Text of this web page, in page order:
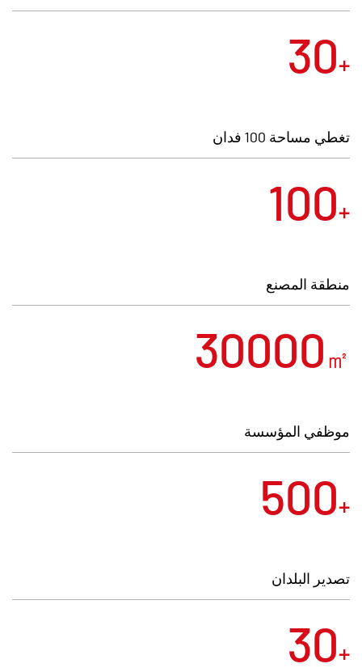
قياسية موحدة كمواد خام أساسية. ويتم تصنيع منتجاتنا
من خلال عمليات موحدة، بما في ذلك رسم الأسلاك،
والغلفنة، وتعبئة الغراء، وصنع الأظافر. الشركة لديها
ومعدات متقدمة، مثل آلات اختبار الشد، وأجهزة
لضمان رقابة صارمة على الجودة وجودة المنتج
10 موظفين للتغليف، يتعاملون مع حجم تغليف يبلغ
بفلسفة الأعمال التي تركز على العملاء، وتعمل
باستمرار على التحسين والابتكار لتلبية متطلبات
30+
تغطي مساحة 100 فدان
100+
منطقة المصنع
30000 ㎡
موظفي المؤسسة
500+
تصدير البلدان
30+